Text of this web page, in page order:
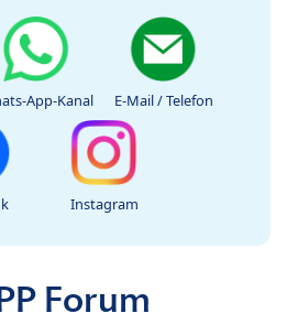
App-Kanal E-Mail / Telefon
Instagram
Forum